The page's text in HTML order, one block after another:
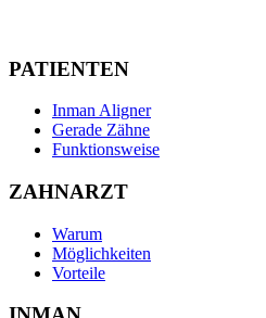
PATIENTEN
Inman Aligner
Gerade Zähne
Funktionsweise
ZAHNARZT
Warum
Möglichkeiten
Vorteile